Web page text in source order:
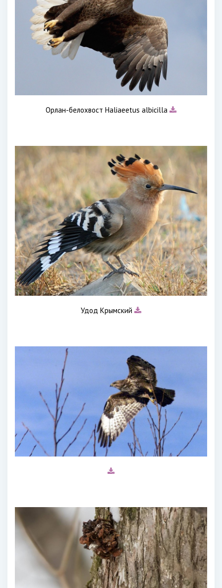
Орлан-белохвост Haliaeetus albicilla
Удод Крымский